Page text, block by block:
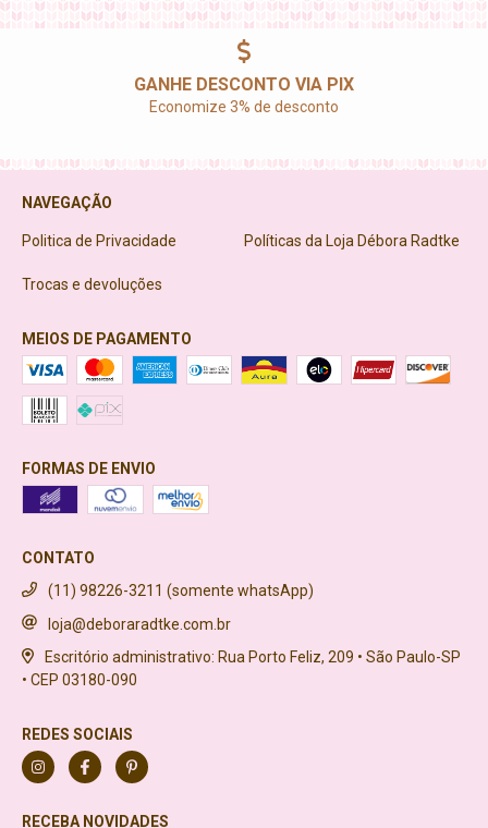
GANHE DESCONTO VIA PIX
Economize 3% de desconto
NAVEGAÇÃO
Politica de Privacidade Políticas da Loja Débora Radtke
Trocas e devoluções
MEIOS DE PAGAMENTO
FORMAS DE ENVIO
CONTATO
(11) 98226-3211 (somente whatsApp)
loja@deboraradtke.com.br
Escritório administrativo: Rua Porto Feliz, 209 • São Paulo-SP
• CEP 03180-090
REDES SOCIAIS
RECEBA NOVIDADES